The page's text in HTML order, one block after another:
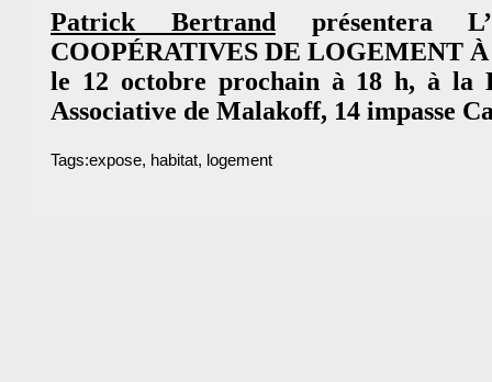
Patrick Bertrand présentera
COOPÉRATIVES DE LOGEMENT
le 12 octobre prochain à 18 h, à la
Associative de Malakoff, 14 impasse
Tags:expose, habitat, logement